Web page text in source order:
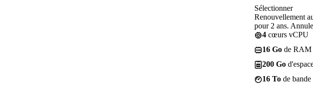
Sélectionner
Renouvellement
pour 2 ans.
4 cœurs vCPU
16 Go de RAM
200 Go
16 To de bande